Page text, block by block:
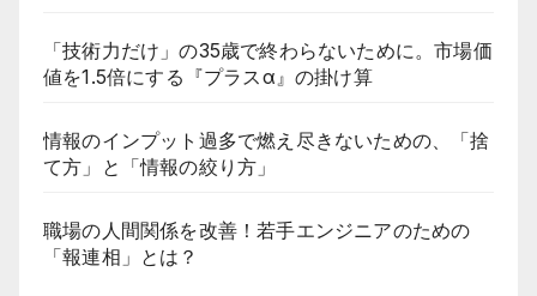
「技術力だけ」の35歳で終わらないために。市場価
値を1.5倍にする『プラスα』の掛け算
情報のインプット過多で燃え尽きないための、「捨
て方」と「情報の絞り方」
職場の人間関係を改善！若手エンジニアのための
「報連相」とは？